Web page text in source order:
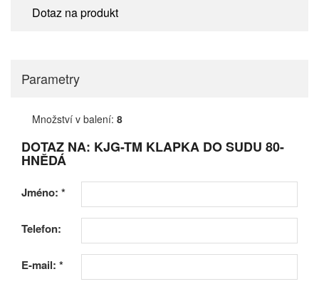
Dotaz na produkt
Parametry
Množství v balení: 8
DOTAZ NA: KJG-TM KLAPKA DO SUDU 80-
HNĚDÁ
Jméno: *
Telefon:
E-mail: *